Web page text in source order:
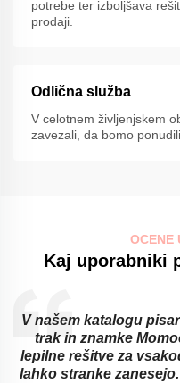
potrebe ter izboljšava
prodaji.
Odlična služba
V celotnem življenjskem
zavezali, da bomo
OCENE
Kaj uporabniki
V našem katalogu
trak in znamke
lepilne rešitve za
lahko stranke